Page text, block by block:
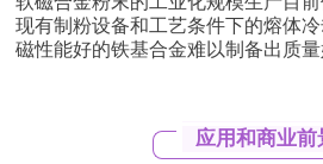
现有制粉设备和工艺条件下的熔体
磁性能好的铁基合金难以制备出质量
应用和商业前